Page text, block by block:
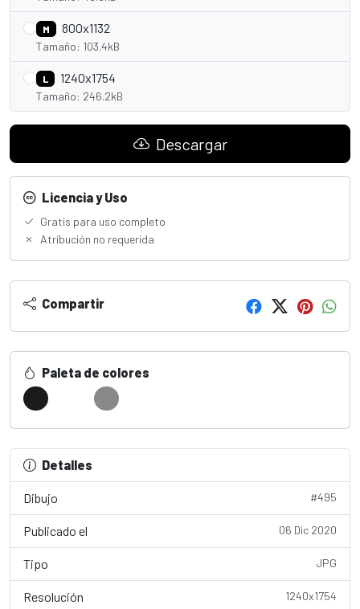
M 800x1132
Tamaño: 103.4kB
L 1240x1754
Tamaño: 246.2kB
Descargar
Licencia y Uso
Gratis para uso completo
Atribución no requerida
Compartir
Paleta de colores
Detalles
Dibujo #495
Publicado el 06 Dic 2020
Tipo JPG
Resolución 1240x1754